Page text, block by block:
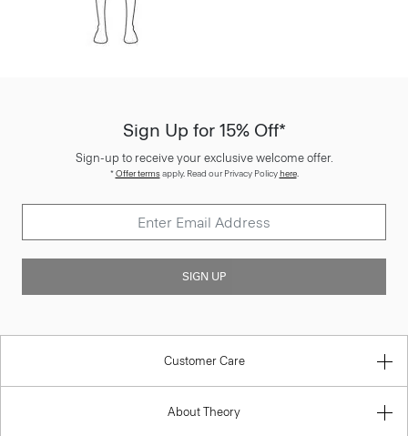
Sign Up for 15% Off*
Sign-up to receive your exclusive welcome offer.
*Offer termsapply. Read our Privacy Policyhere.
SIGN UP
Customer Care
About Theory